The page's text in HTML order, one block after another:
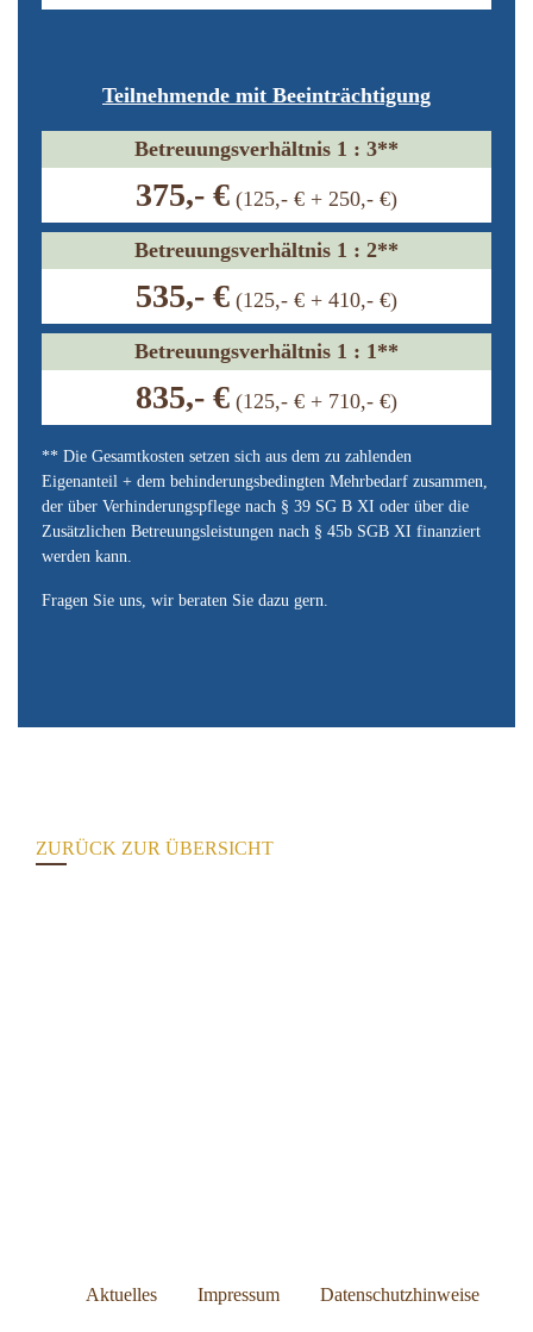
Teilnehmende mit Beeinträchtigung
Betreuungsverhältnis 1 : 3**
375,- € (125,- € + 250,- €)
Betreuungsverhältnis 1 : 2**
535,- € (125,- € + 410,- €)
Betreuungsverhältnis 1 : 1**
835,- € (125,- € + 710,- €)
** Die Gesamtkosten setzen sich aus dem zu zahlenden
Eigenanteil + dem behinderungsbedingten Mehrbedarf zusammen,
der über Verhinderungspflege nach § 39 SG B XI oder über die
Zusätzlichen Betreuungsleistungen nach § 45b SGB XI finanziert
werden kann.
Fragen Sie uns, wir beraten Sie dazu gern.
ZURÜCK ZUR ÜBERSICHT
Aktuelles Impressum Datenschutzhinweise